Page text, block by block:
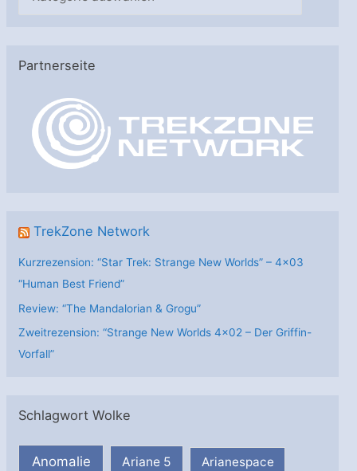
g
Partnerseite
TrekZone Network
Kurzrezension: “Star Trek: Strange New Worlds” – 4×03
“Human Best Friend”
Review: “The Mandalorian & Grogu”
Zweitrezension: “Strange New Worlds 4×02 – Der Griffin-
Vorfall”
Schlagwort Wolke
Anomalie Ariane 5 Arianespace